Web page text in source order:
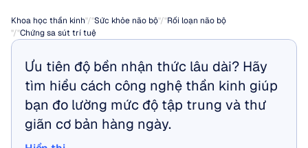
Khoa học thần kinh"/"Sức khỏe não bộ"/"Rối loạn não bộ
"/"Chứng sa sút trí tuệ
Ưu tiên độ bền nhận thức lâu dài? Hãy
tìm hiểu cách công nghệ thần kinh giúp
bạn đo lường mức độ tập trung và thư
giãn cơ bản hàng ngày.